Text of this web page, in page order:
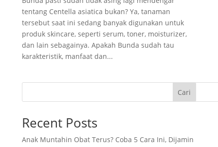
tentang Centella asiatica bukan? Ya, tanaman
tersebut saat ini sedang banyak digunakan untuk
produk skincare, seperti serum, toner, moisturizer,
dan lain sebagainya. Apakah Bunda sudah tau
karakteristik, manfaat dan...
Cari
Recent Posts
Anak Muntahin Obat Terus? Coba 5 Cara Ini, Dijamin